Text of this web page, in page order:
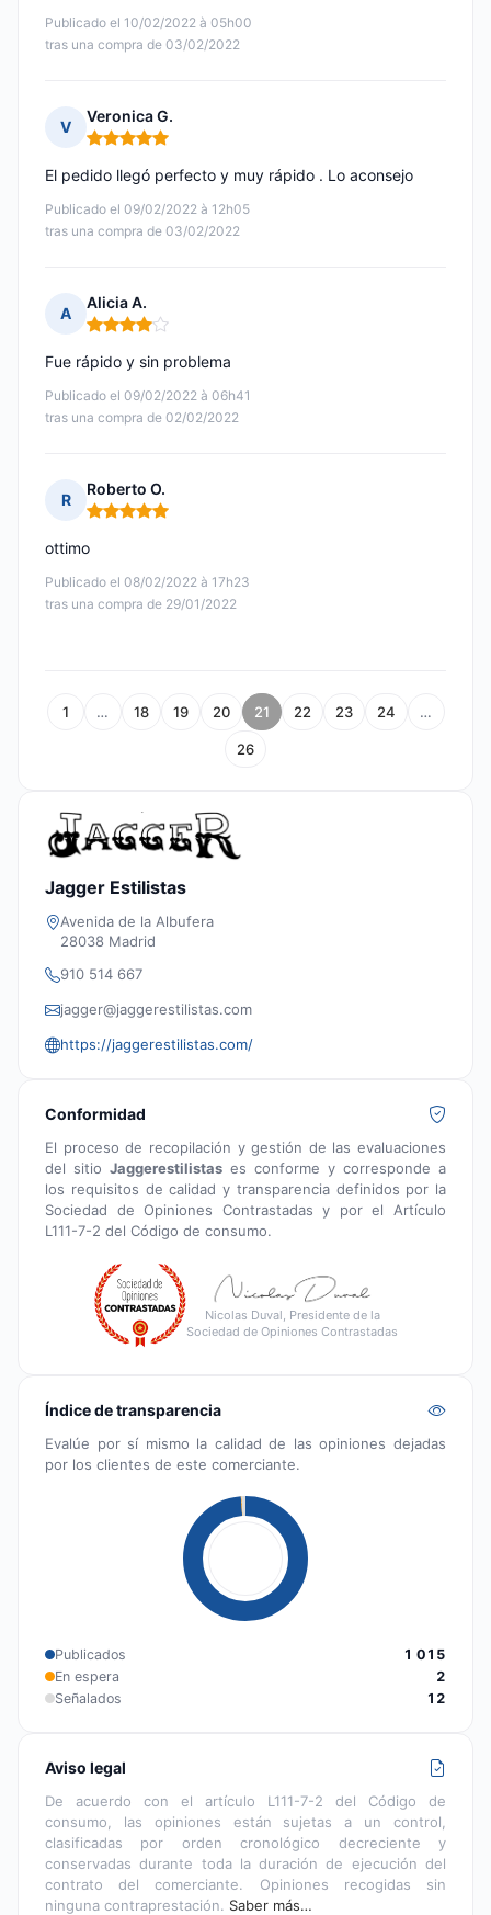
Publicado el 10/02/2022 à 05h00
tras una compra de 03/02/2022
V
Veronica G.
Nota: 5 de 5
Publicado el 09/02/2022 à 12h05
tras una compra de 03/02/2022
El pedido llegó perfecto y muy rápido . Lo aconsejo
A
Alicia A.
Nota: 4 de 5
Publicado el 09/02/2022 à 06h41
tras una compra de 02/02/2022
Fue rápido y sin problema
R
Roberto O.
Nota: 5 de 5
Publicado el 08/02/2022 à 17h23
tras una compra de 29/01/2022
ottimo
1 … 18 19 20 21 22 23 24 …
26
Jagger Estilistas
Avenida de la Albufera
28038 Madrid
910 514 667
jagger@jaggerestilistas.com
https://jaggerestilistas.com/
Conformidad
El proceso de recopilación y gestión de las evaluaciones
del sitio Jaggerestilistas es conforme y corresponde a
los requisitos de calidad y transparencia definidos por la
Sociedad de Opiniones Contrastadas y por el Artículo
L111-7-2 del Código de consumo.
Nicolas Duval, Presidente de la
Sociedad de Opiniones Contrastadas
Índice de transparencia
Evalúe por sí mismo la calidad de las opiniones dejadas
por los clientes de este comerciante.
Publicados
1 015
En espera
2
Señalados
12
Aviso legal
De acuerdo con el artículo L111-7-2 del Código de
consumo, las opiniones están sujetas a un control,
clasificadas por orden cronológico decreciente y
conservadas durante toda la duración de ejecución del
contrato del comerciante. Opiniones recogidas sin
ninguna contraprestación. Saber más…